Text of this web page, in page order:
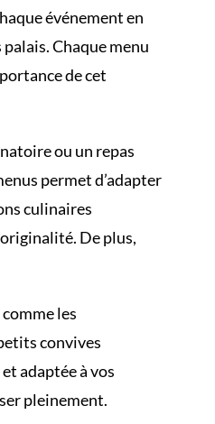
événement en
Chaque menu
de cet
ou un repas
permet d’adapter
culinaires
De plus,
les
convives
adaptée à vos
pleinement.